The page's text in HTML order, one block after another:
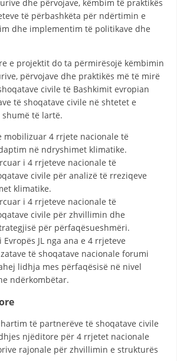
dhe përvojave, këmbim të praktikës
të përbashkëta për ndërtimin e
dhe implementim të politikave dhe
e projektit do ta përmirësojë këmbimin
përvojave dhe praktikës më të mirë
civile të Bashkimit evropian
të shoqatave civile në shtetet e
shumë të lartë.
mobilizuar 4 rrjete nacionale të
në ndryshimet klimatike.
i 4 rrjeteve nacionale të
civile për analizë të rreziqeve
klimatike.
i 4 rrjeteve nacionale të
civile për zhvillimin dhe
për përfaqësueshmëri.
JL nga ana e 4 rrjeteve
të shoqatave nacionale forumi
lidhja mes përfaqësisë në nivel
ndërkombëtar.
të partnerëve të shoqatave civile
njëditore për 4 rrjetet nacionale
rajonale për zhvillimin e strukturës